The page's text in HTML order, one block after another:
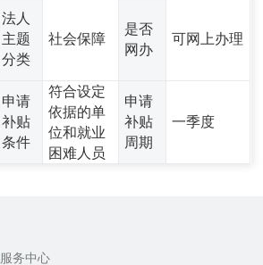
法人
主题
分类
社会保障
是否
网办
可网上办理
申请
补贴
条件
符合设定
依据的单
位和就业
困难人员
申请
补贴
周期
一季度
务中心